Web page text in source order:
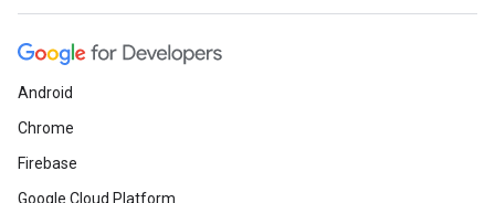
Android
Chrome
Firebase
Google Cloud Platform